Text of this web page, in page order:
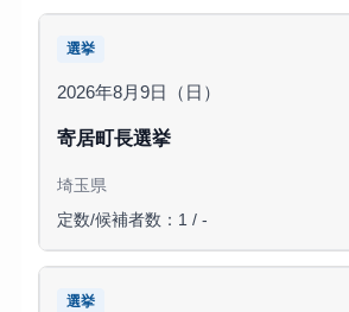
選挙
2026年8月9日（日）
寄居町長選挙
埼玉県
定数/候補者数：1 / -
選挙